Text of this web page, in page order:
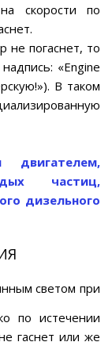
скорости по
не погаснет, то
«Engine
В таком
частиц,
дизельного
светом при
по истечении
гаснет или же